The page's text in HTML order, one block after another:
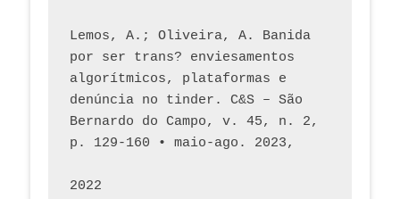
Lemos, A.; Oliveira, A. Banida
por ser trans? enviesamentos
algorítmicos, plataformas e
denúncia no tinder. C&S – São
Bernardo do Campo, v. 45, n. 2,
p. 129-160 • maio-ago. 2023,
2022